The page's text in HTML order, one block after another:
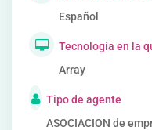
Español
Tecnología en la
Array
Tipo de agente
ASOCIACION de